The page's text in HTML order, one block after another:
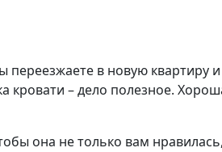
в новую квартиру и
кровати – дело полезное.
она не только вам нравилась,